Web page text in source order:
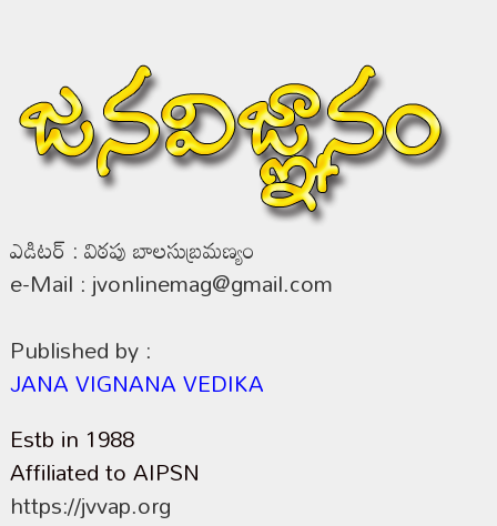
ఎడిటర్ : విఠపు బాలసుబ్రమణ్యం
e-Mail : jvonlinemag@gmail.com
Published by :
JANA VIGNANA VEDIKA
Estb in 1988
Affiliated to AIPSN
https://jvvap.org